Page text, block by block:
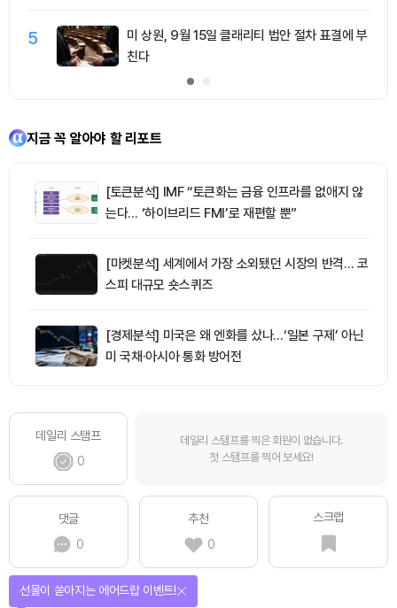
5
미 상원, 9월 15일 클래리티 법안 절차 표결에 부
친다
지금 꼭 알아야 할 리포트
[토큰분석] IMF “토큰화는 금융 인프라를 없애지 않
는다… ‘하이브리드 FMI’로 재편할 뿐”
[마켓분석] 세계에서 가장 소외됐던 시장의 반격… 코
스피 대규모 숏스퀴즈
[경제분석] 미국은 왜 엔화를 샀나…‘일본 구제’ 아닌
미 국채·아시아 통화 방어전
데일리 스탬프
0
데일리 스탬프를 찍은 회원이 없습니다.
첫 스탬프를 찍어 보세요!
댓글
0
추천
0
스크랩
선물이 쏟아지는 에어드랍 이벤트!